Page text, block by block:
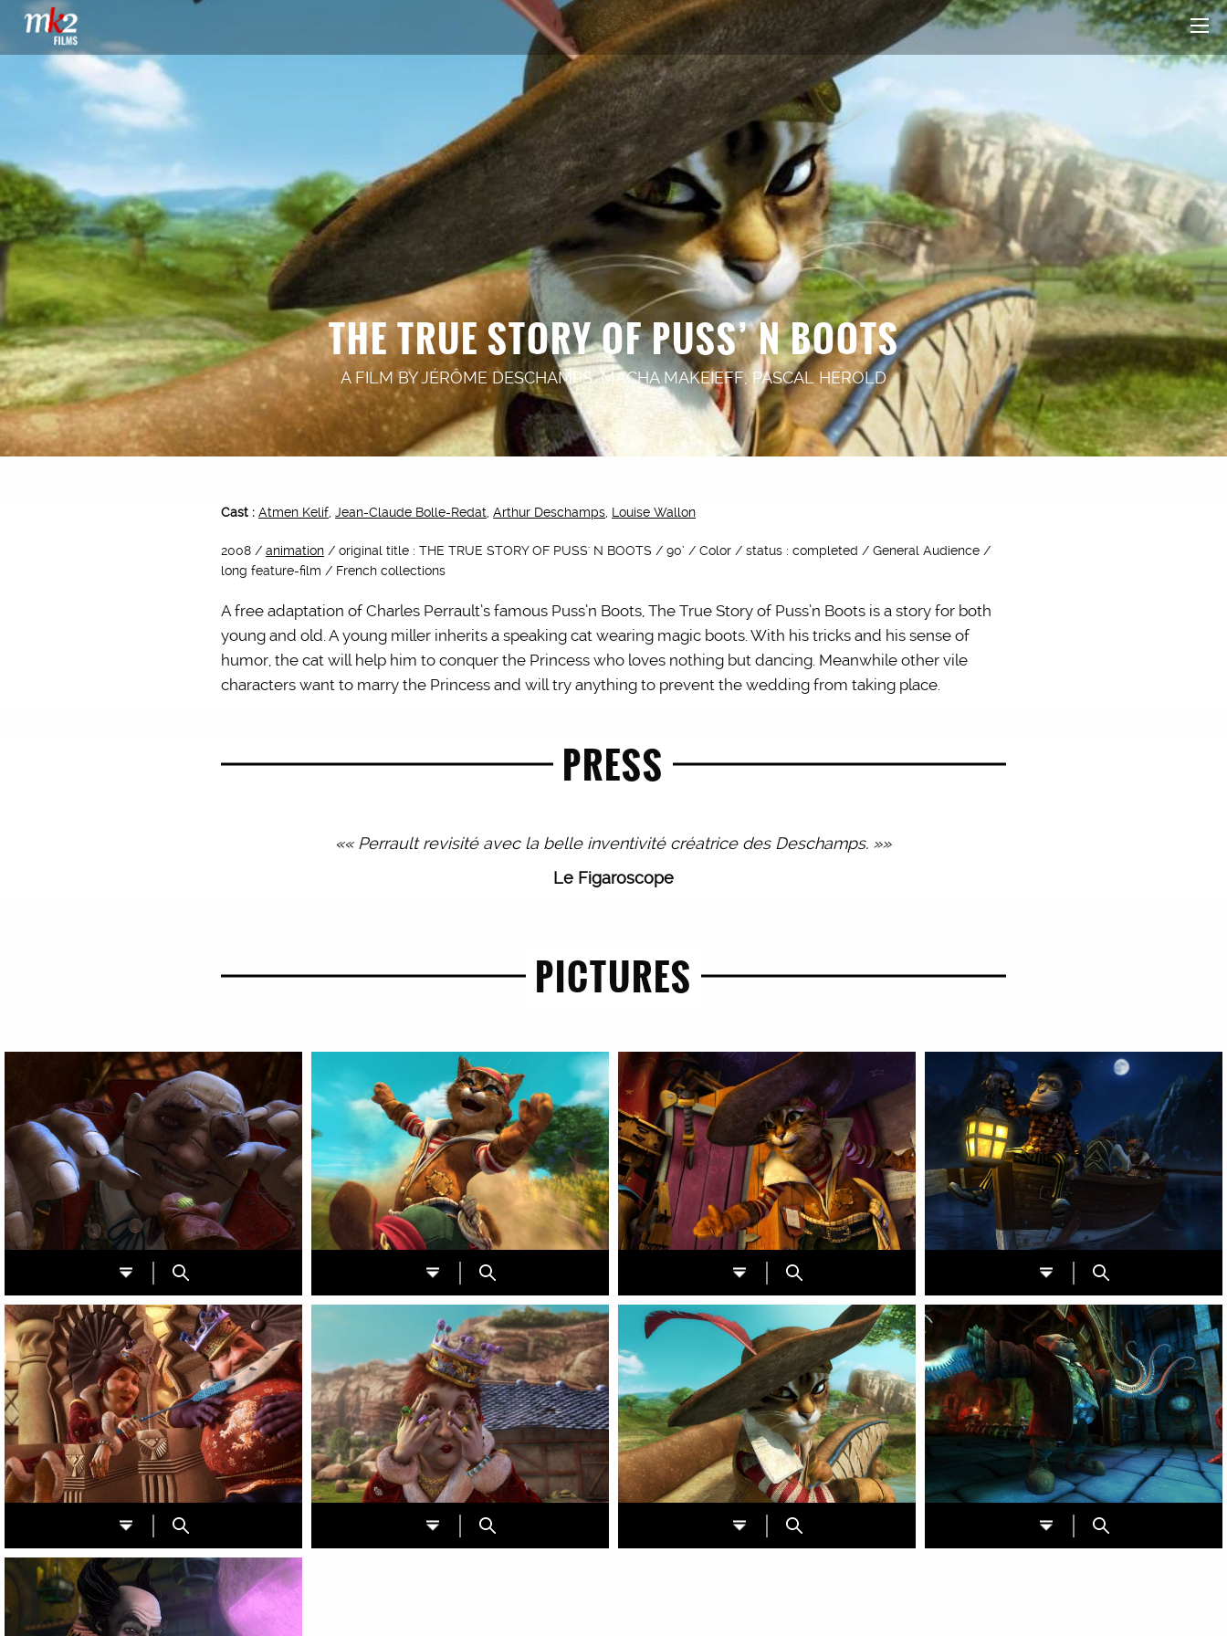
THE TRUE STORY OF PUSS’ N BOOTS
A FILM BYJÉRÔME DESCHAMPS,MACHA MAKEIEFF, PASCAL HEROLD
Cast :Atmen Kelif ,Jean-Claude Bolle-Redat ,Arthur Deschamps Louise Wallon
2008 /animation / original title : THE TRUE STORY OF PUSS' N BOOTS / 90’ / Color / status : completed / General Audience /
long feature-film / French collections
A free adaptation of Charles Perrault’s famous Puss’n Boots, The True Story of Puss’n Boots is a story for both
young and old. A young miller inherits a speaking cat wearing magic boots. With his tricks and his sense of
humor, the cat will help him to conquer the Princess who loves nothing but dancing. Meanwhile other vile
characters want to marry the Princess and will try anything to prevent the wedding from taking place.
PRESS
«« Perrault revisité avec la belle inventivité créatrice des Deschamps. »»
Le Figaroscope
PICTURES